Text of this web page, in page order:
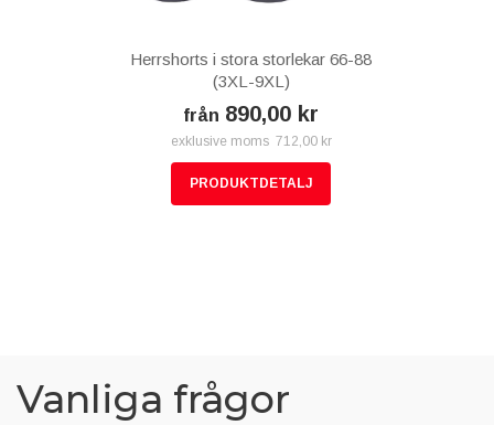
Herrshorts i stora storlekar 66-88
(3XL-9XL)
från 890,00 kr
exklusive moms 712,00 kr
PRODUKTDETALJ
Vanliga frågor